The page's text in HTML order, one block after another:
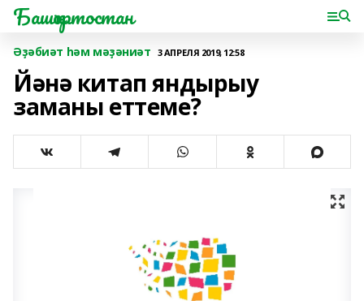
Башҡортостан
Әҙәбиәт һәм мәҙәниәт 3 АПРЕЛЯ 2019, 12:58
Йәнә китап яндырыу
заманы еттеме?